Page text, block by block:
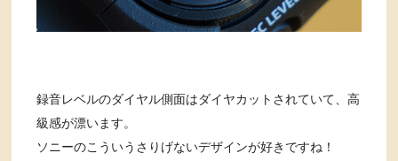
録音レベルのダイヤル側面はダイヤカットされていて、高
級感が漂います。
ソニーのこういうさりげないデザインが好きですね！